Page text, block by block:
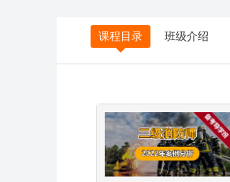
课程目录 班级介绍